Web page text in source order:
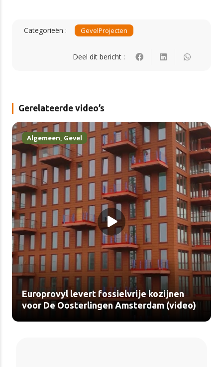
Categorieën : GevelProjecten
Deel dit bericht :
Gerelateerde video’s
Algemeen, Gevel
Europrovyl levert fossielvrije kozijnen
voor De Oosterlingen Amsterdam (video)